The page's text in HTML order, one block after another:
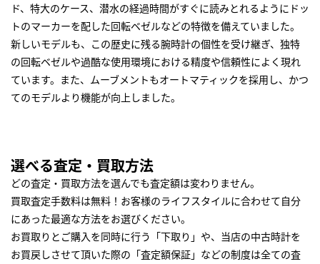
ド、特大のケース、潜水の経過時間がすぐに読みとれるようにドッ
トのマーカーを配した回転ベゼルなどの特徴を備えていました。
新しいモデルも、この歴史に残る腕時計の個性を受け継ぎ、独特
の回転ベゼルや過酷な使用環境における精度や信頼性によく現れ
ています。また、ムーブメントもオートマティックを採用し、かつ
てのモデルより機能が向上しました。
選べる査定・買取方法
どの査定・買取方法を選んでも査定額は変わりません。
買取査定手数料は無料！お客様のライフスタイルに合わせて自分
にあった最適な方法をお選びください。
お買取りとご購入を同時に行う「下取り」や、当店の中古時計を
お買戻しさせて頂いた際の「査定額保証」などの制度は全ての査